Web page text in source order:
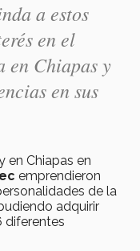
a estos
en el
en Chiapas y
en sus
en Chiapas en
emprendieron
de la
adquirir
diferentes